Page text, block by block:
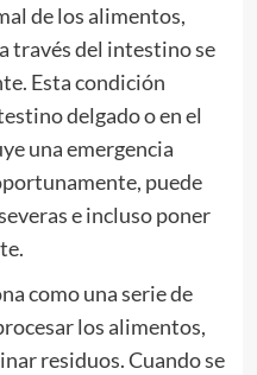
de los alimentos,
través del intestino se
Esta condición
delgado o en el
una emergencia
puede
e incluso poner
como una serie de
los alimentos,
residuos. Cuando se